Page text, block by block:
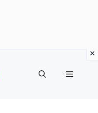
Menu